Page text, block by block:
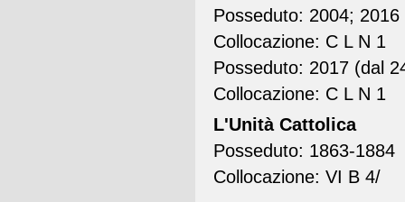
Posseduto: 2004; 2016
Collocazione: C L N 1
Posseduto: 2017 (dal
Collocazione: C L N 1
L'Unità Cattolica
Posseduto: 1863-1884
Collocazione: VI B 4/